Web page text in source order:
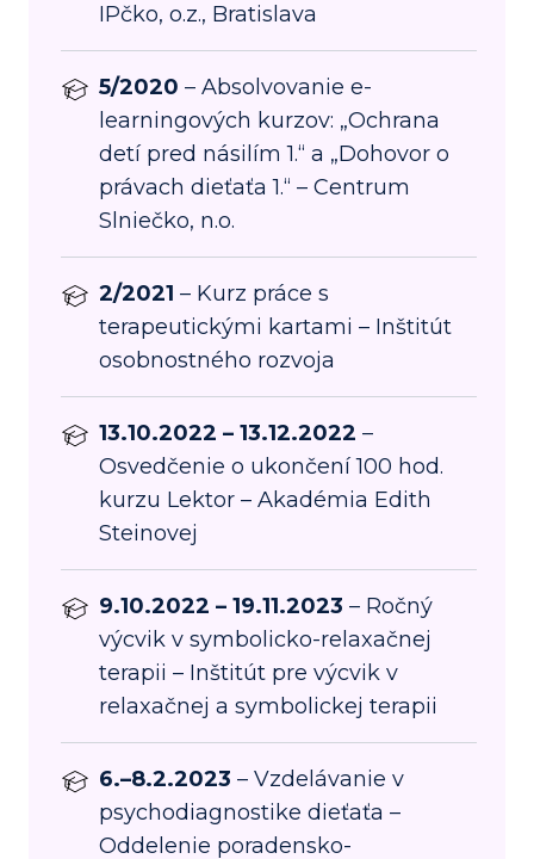
IPčko, o.z., Bratislava
5/2020 – Absolvovanie e-
learningových kurzov: „Ochrana
detí pred násilím 1.“ a „Dohovor o
právach dieťaťa 1.“ – Centrum
Slniečko, n.o.
2/2021 – Kurz práce s
terapeutickými kartami – Inštitút
osobnostného rozvoja
13.10.2022 – 13.12.2022 –
Osvedčenie o ukončení 100 hod.
kurzu Lektor – Akadémia Edith
Steinovej
9.10.2022 – 19.11.2023 – Ročný
výcvik v symbolicko-relaxačnej
terapii – Inštitút pre výcvik v
relaxačnej a symbolickej terapii
6.–8.2.2023 – Vzdelávanie v
psychodiagnostike dieťaťa –
Oddelenie poradensko-